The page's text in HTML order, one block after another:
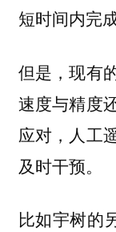
短时间内完
但是，现有
速度与精度
应对，人工
及时干预。
比如宇树的